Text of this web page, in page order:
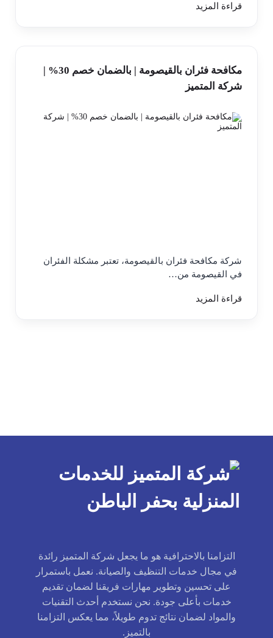
قراءة المزيد
مكافحة فئران بالقيصومة | بالضمان خصم 30% |
شركة المتميز
شركة مكافحة فئران بالقيصومة، تعتبر مشكلة الفئران
في القيصومة من…
قراءة المزيد
التزامنا بالاحترافية هو ما يجعل شركة المتميز رائدة
في مجال خدمات التنظيف والصيانة. نعمل باستمرار
على تحسين وتطوير مهارات فريقنا لضمان تقديم
خدمات بأعلى جودة. نحن نستخدم أحدث التقنيات
والمواد لضمان نتائج تدوم طويلاً، مما يعكس التزامنا
بالتميز.